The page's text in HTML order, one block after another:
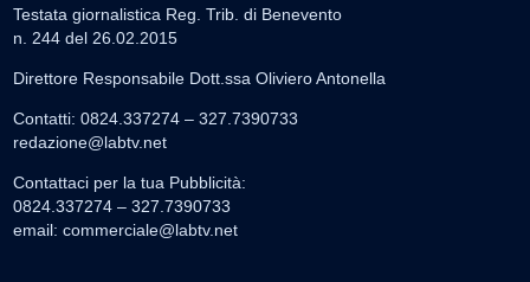
Testata giornalistica Reg. Trib. di Benevento
n. 244 del 26.02.2015
Direttore Responsabile Dott.ssa Oliviero Antonella
Contatti: 0824.337274 – 327.7390733
redazione@labtv.net
Contattaci per la tua Pubblicità:
0824.337274 – 327.7390733
email: commerciale@labtv.net